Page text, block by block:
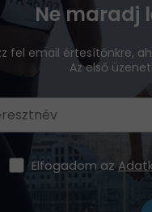
Ne maradj
fel email értesítőnkre,
Az első
Elfogadom az